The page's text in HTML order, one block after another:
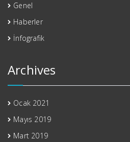
Genel
Haberler
İnfografik
Archives
Ocak 2021
Mayıs 2019
Mart 2019